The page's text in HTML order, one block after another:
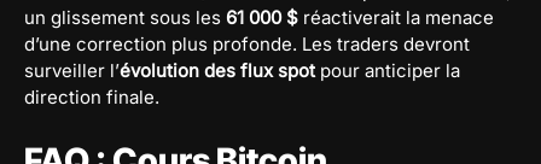
un glissement sous les 61 000 $ réactiverait la menace
d’une correction plus profonde. Les traders devront
surveiller l’évolution des flux spotpour anticiper la
direction finale.